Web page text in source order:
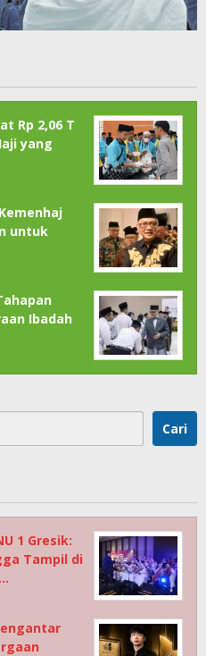
Rp 2,06 T
yang
untuk
Ibadah
Cari
1 Gresik:
Tampil di